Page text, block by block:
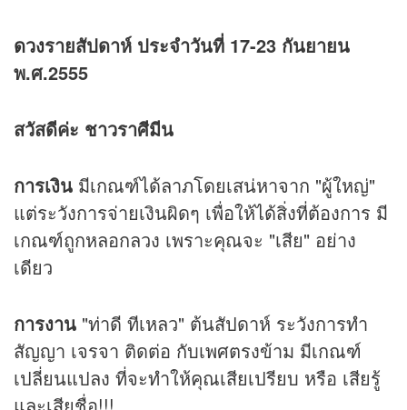
ดวงรายสัปดาห์ ประจำวันที่ 17-23 กันยายน
พ.ศ.2555
สวัสดีค่ะ ชาวราศีมีน
การเงิน มีเกณฑ์ได้ลาภโดยเสน่หาจาก "ผู้ใหญ่"
แต่ระวังการจ่ายเงินผิดๆ เพื่อให้ได้สิ่งที่ต้องการ มี
เกณฑ์ถูกหลอกลวง เพราะคุณจะ "เสีย" อย่าง
เดียว
การงาน "ท่าดี ทีเหลว" ต้นสัปดาห์ ระวังการทำ
สัญญา เจรจา ติดต่อ กับเพศตรงข้าม มีเกณฑ์
เปลี่ยนแปลง ที่จะทำให้คุณเสียเปรียบ หรือ เสียรู้